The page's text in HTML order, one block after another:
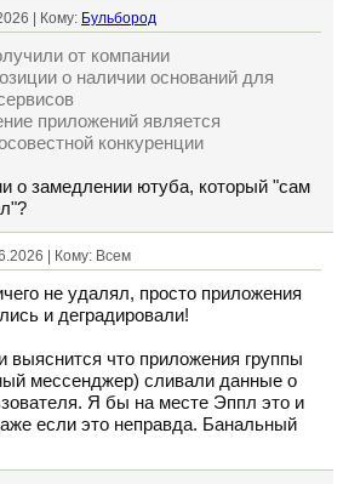
| Кому: Бульбород
от компании
о наличии оснований для
приложений является
конкуренции
о замедлении ютуба, который "сам
| Кому: Всем
не удалял, просто приложения
и деградировали!
выяснится что приложения группы
мессенджер) сливали данные о
Я бы на месте Эппл это и
если это неправда. Банальный